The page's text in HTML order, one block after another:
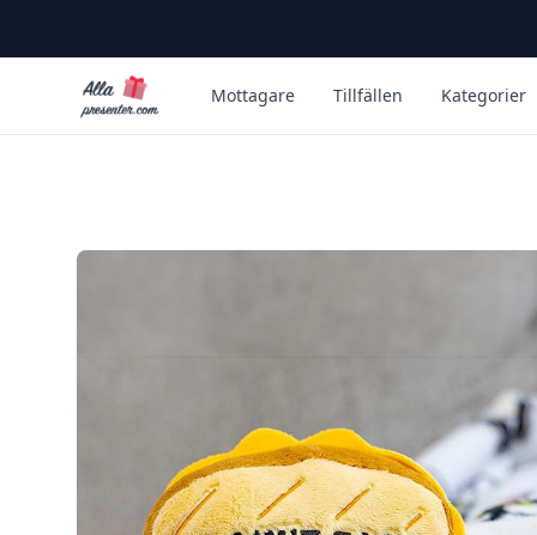
Alla Presenter Mottagare Tillfällen Kategorier